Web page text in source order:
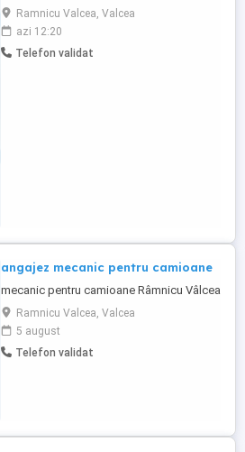
auto; Laborant ptr Fabrica de odorizante,
parfum, etc. Relatii la sediul societatii din
Rm. Valcea, str Campului nr 22 si sau tel ,
intre orele 8,00-16,30
Ramnicu Valcea, Valcea
azi 12:20
Telefon validat
angajez mecanic pentru camioane
mecanic pentru camioane Râmnicu Vâlcea
Ramnicu Valcea, Valcea
5 august
Telefon validat